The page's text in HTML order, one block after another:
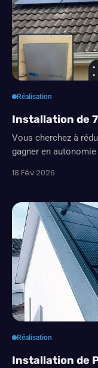
Réalisation
Installation de
Vous cherchez à
gagner en autonomie
18 Fév 2026
Réalisation
Installation de